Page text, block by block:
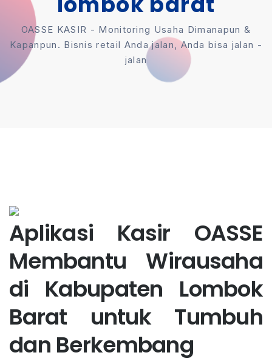
OASSE KASIR - Monitoring Usaha Dimanapun &
Kapanpun. Bisnis retail Anda jalan, Anda bisa jalan -
jalan
Aplikasi Kasir OASSE
Membantu Wirausaha
di Kabupaten Lombok
Barat untuk Tumbuh
dan Berkembang